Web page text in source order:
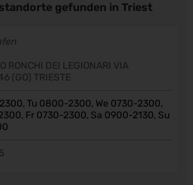
gefunden in Triest
RONCHI DEI LEGIONARI VIA
(GO) TRIESTE
Tu 0800-2300, We 0730-2300,
Fr 0730-2300, Sa 0900-2130, Su